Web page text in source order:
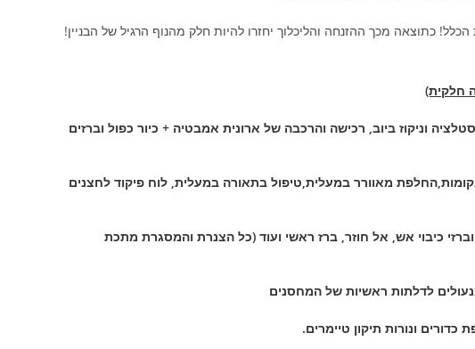
כתוצאה מכך ההזנחה והליכלוך יחזרו להיות חלק מהנוף הרגיל של הבניין!
חלקית)
וצביעת המקלט, עבודות אינסטלציה וניקוז ביוב, רכישה והרכבה של ארונית אמבטיה + כיור כפול וברזים
מאוורר במעלית,טיפול בתאורה במעלית, לוח פיקוד לחצנים
לצנרת חדשה,הוספה ותיקון צנרת וברזי כיבוי אש, אל חוזר, ברז ראשי ועוד (כל הצנרת והמסגרת מתכת
לדלתות ראשיות של המחסנים
ונורות תיקון טיימרים.